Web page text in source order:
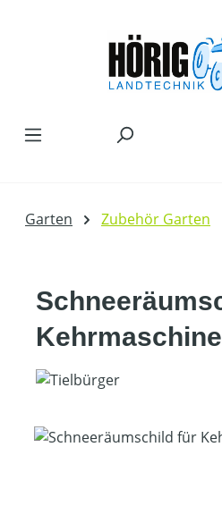
Garten Zubehör Garten
Bildergalerie überspringen